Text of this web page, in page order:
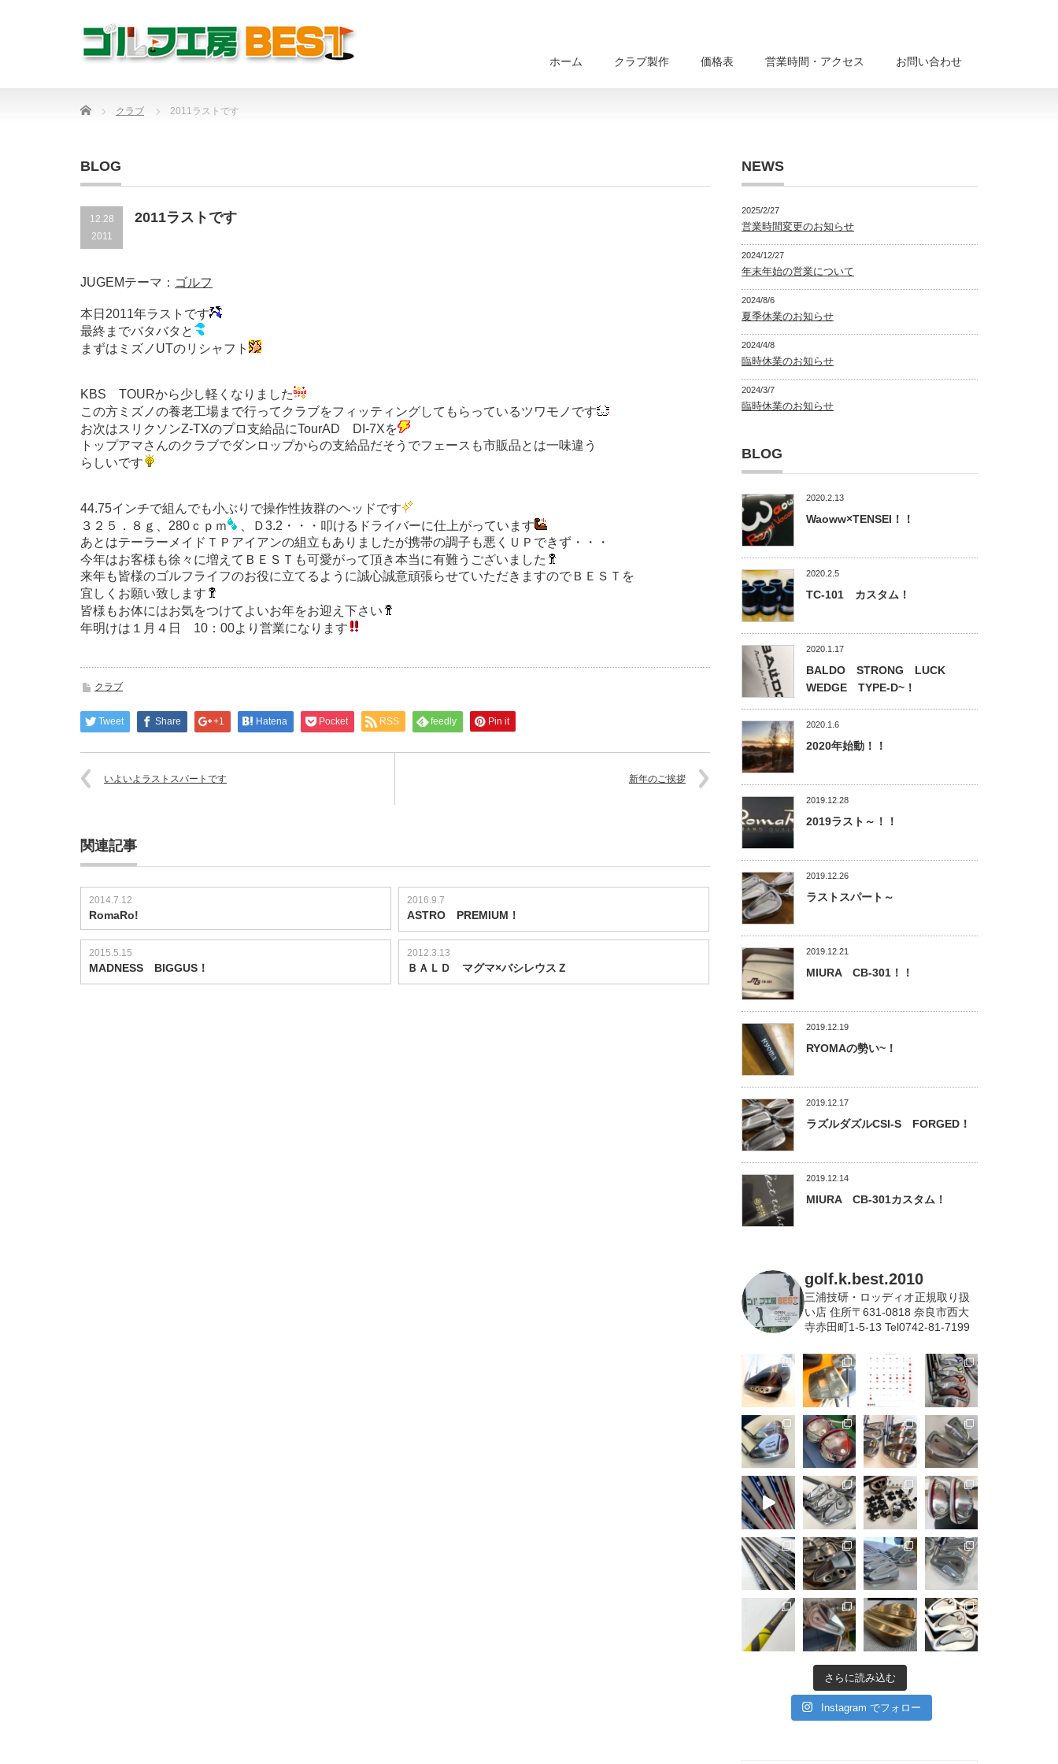
ホーム クラブ製作 価格表 営業時間・アクセス お問い合わせ
Home クラブ 2011ラストです
BLOG
12.28
2011
2011ラストです
JUGEMテーマ： ゴルフ
本日2011年ラストです
最終までバタバタと
まずはミズノUTのリシャフト
KBS TOURから少し軽くなりました
この方ミズノの養老工場まで行ってクラブをフィッティングしてもらっているツワモノです
お次はスリクソンZ-TXのプロ支給品にTourAD DI-7Xを
トップアマさんのクラブでダンロップからの支給品だそうでフェースも市販品とは一味違う
らしいです
44.75インチで組んでも小ぶりで操作性抜群のヘッドです
３２５．８ｇ、280ｃｐｍ
、Ｄ3.2・・・叩けるドライバーに仕上がっています
あとはテーラーメイドＴＰアイアンの組立もありましたが携帯の調子も悪くＵＰできず・・・
今年はお客様も徐々に増えてＢＥＳＴも可愛がって頂き本当に有難うございました
来年も皆様のゴルフライフのお役に立てるように誠心誠意頑張らせていただきますのでＢＥＳＴを
宜しくお願い致します
皆様もお体にはお気をつけてよいお年をお迎え下さい
年明けは１月４日 10：00より営業になります
クラブ
Tweet Share +1 Hatena Pocket RSS feedly Pin it
いよいよラストスパートです 新年のご挨拶
関連記事
2014.7.12
RomaRo!
2016.9.7
ASTRO PREMIUM！
2015.5.15
MADNESS BIGGUS！
2012.3.13
ＢＡＬＤ マグマ×バシレウスＺ
NEWS
2025/2/27
営業時間変更のお知らせ
2024/12/27
年末年始の営業について
2024/8/6
夏季休業のお知らせ
2024/4/8
臨時休業のお知らせ
2024/3/7
臨時休業のお知らせ
BLOG
2020.2.13
Waoww×TENSEI！！
2020.2.5
TC-101 カスタム！
2020.1.17
BALDO STRONG LUCK
WEDGE TYPE-D~！
2020.1.6
2020年始動！！
2019.12.28
2019ラスト～！！
2019.12.26
ラストスパート～
2019.12.21
MIURA CB-301！！
2019.12.19
RYOMAの勢い~！
2019.12.17
ラズルダズルCSI-S FORGED！
2019.12.14
MIURA CB-301カスタム！
golf.k.best.2010
三浦技研・ロッディオ正規取り扱
い店 住所〒631-0818 奈良市西大
寺赤田町1-5-13 Tel0742-81-7199
さらに読み込む
Instagram でフォロー